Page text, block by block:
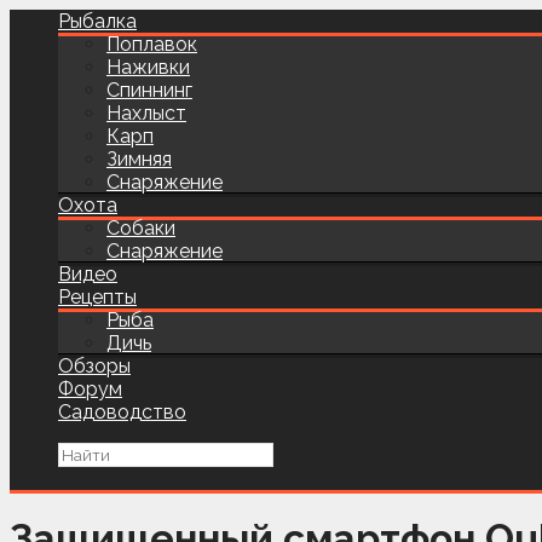
Рыбалка
Поплавок
Наживки
Спиннинг
Нахлыст
Карп
Зимняя
Снаряжение
Охота
Собаки
Снаряжение
Видео
Рецепты
Рыба
Дичь
Обзоры
Форум
Садоводство